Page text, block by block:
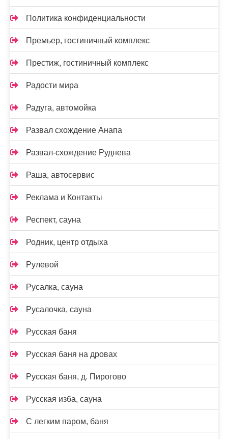
Политика конфиденциальности
Премьер, гостиничный комплекс
Престиж, гостиничный комплекс
Радости мира
Радуга, автомойка
Развал схождение Анапа
Развал-схождение Руднева
Раша, автосервис
Реклама и Контакты
Респект, сауна
Родник, центр отдыха
Рулевой
Русалка, сауна
Русалочка, сауна
Русская баня
Русская баня на дровах
Русская баня, д. Пирогово
Русская изба, сауна
С легким паром, баня